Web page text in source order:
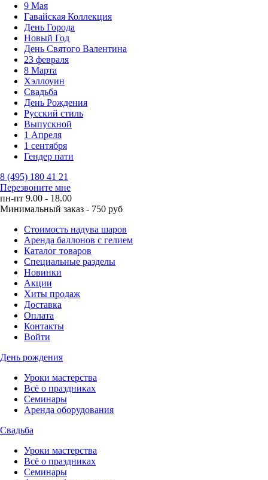
9 Мая
Гавайская Коллекция
День Города
Новый Год
День Святого Валентина
23 февраля
8 Марта
Хэллоуин
Свадьба
День Рождения
Русский стиль
Выпускной
1 Апреля
1 сентября
Гендер пати
8 (495) 180 41 21
Перезвоните мне
пн-пт 9.00 - 18.00
Минимальный заказ - 750 руб
Стоимость надува шаров
Аренда баллонов с гелием
Каталог товаров
Специальные разделы
Новинки
Акции
Хиты продаж
Доставка
Оплата
Контакты
Войти
День рождения
Уроки мастерства
Всё о праздниках
Семинары
Аренда оборудования
Свадьба
Уроки мастерства
Всё о праздниках
Семинары